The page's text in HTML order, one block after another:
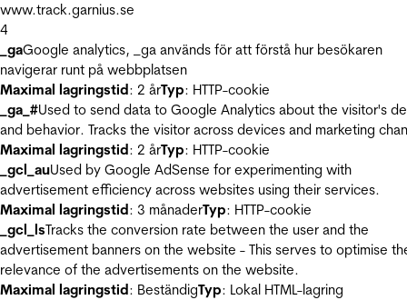
www.track.garnius.se
4
_gaGoogle analytics, _ga används för att förstå hur besökaren
navigerar runt på webbplatsen
Maximal lagringstid: 2 årTyp: HTTP-cookie
_ga_#Used to send data to Google Analytics about the visitor's
and behavior. Tracks the visitor across devices and marketing
Maximal lagringstid: 2 årTyp: HTTP-cookie
_gcl_auUsed by Google AdSense for experimenting with
advertisement efficiency across websites using their services.
Maximal lagringstid: 3 månaderTyp: HTTP-cookie
_gcl_lsTracks the conversion rate between the user and the
advertisement banners on the website - This serves to optimise
relevance of the advertisements on the website.
Maximal lagringstid: BeständigTyp: Lokal HTML-lagring